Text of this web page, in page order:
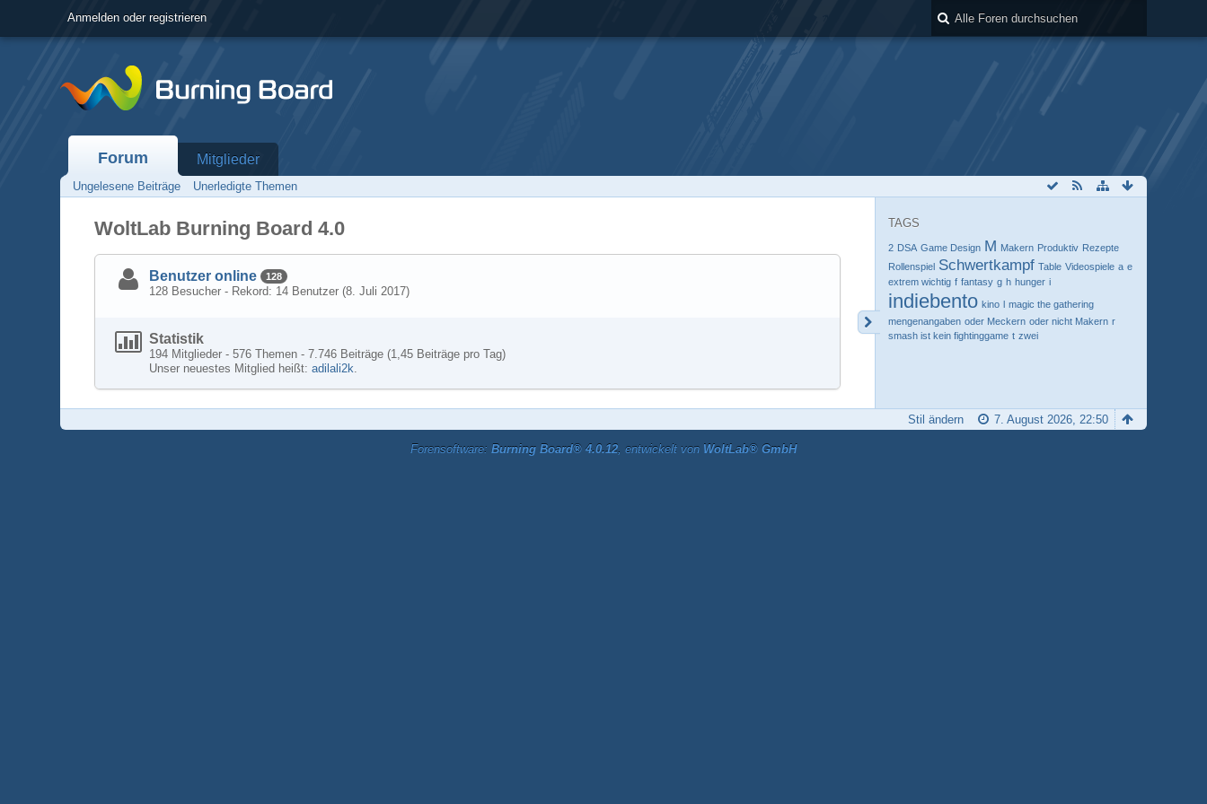
Anmelden oder registrieren
Forum Mitglieder
Ungelesene Beiträge Unerledigte Themen
WoltLab Burning Board 4.0
Benutzer online 128
128 Besucher - Rekord: 14 Benutzer (8. Juli 2017)
Statistik
194 Mitglieder - 576 Themen - 7.746 Beiträge (1,45 Beiträge pro Tag)
Unser neuestes Mitglied heißt:adilali2k.
TAGS
2 DSA Game Design M Makern Produktiv Rezepte
Rollenspiel Schwertkampf Table Videospiele a e
extrem wichtig f fantasy g h hunger i
indiebento kino l magic the gathering
mengenangaben oder Meckern oder nicht Makern r
smash ist kein fightinggame t zwei
7. August 2026, 22:50
Stil ändern
Forensoftware: Burning Board® 4.0.12, entwickelt von WoltLab® GmbH